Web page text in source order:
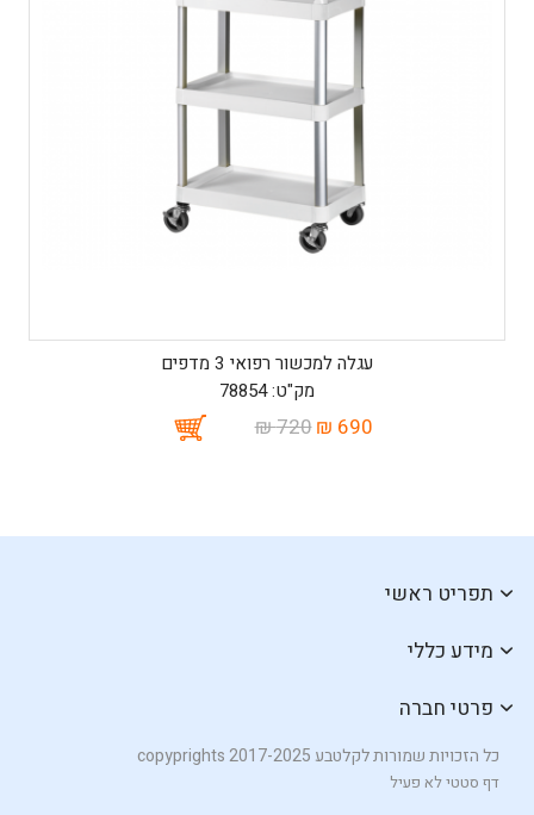
עגלה למכשור רפואי 3 מדפים
מק"ט: 78854
690 ₪
720 ₪
תפריט ראשי
מידע כללי
פרטי חברה
כל הזכויות שמורות לקלטבע copyprights 2017-2025
דף סטטי לא פעיל